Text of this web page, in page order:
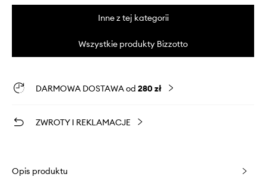
Inne z tej kategorii
Wszystkie produkty Bizzotto
DARMOWA DOSTAWA od 280 zł
ZWROTY I REKLAMACJE
Opis produktu